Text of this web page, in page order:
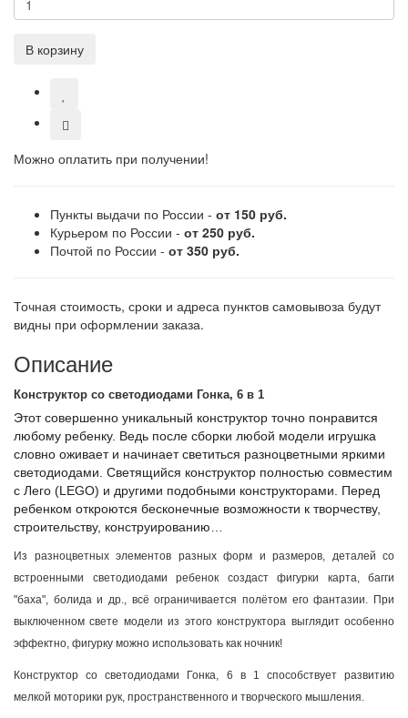
В корзину
Можно оплатить при получении!
Пункты выдачи по России - от 150 руб.
Курьером по России - от 250 руб.
Почтой по России - от 350 руб.
Точная стоимость, сроки и адреса пунктов самовывоза будут
видны при оформлении заказа.
Описание
Конструктор со светодиодами Гонка, 6 в 1
Этот совершенно уникальный конструктор точно понравится
любому ребенку. Ведь после сборки любой модели игрушка
словно оживает и начинает светиться разноцветными яркими
светодиодами. Светящийся конструктор полностью совместим
с Лего (LEGO) и другими подобными конструкторами. Перед
ребенком откроются бесконечные возможности к творчеству,
строительству, конструированию…
Из разноцветных элементов разных форм и размеров, деталей со
встроенными светодиодами ребенок создаст фигурки карта, багги
"баха", болида и др., всё ограничивается полётом его фантазии. При
выключенном свете модели из этого конструктора выглядит особенно
эффектно, фигурку можно использовать как ночник!
Конструктор со светодиодами Гонка, 6 в 1 способствует развитию
мелкой моторики рук, пространственного и творческого мышления.